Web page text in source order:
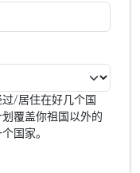
/居住在好几个国
覆盖你祖国以外的
国家。